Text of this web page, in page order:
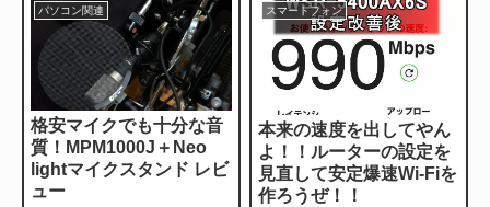
パソコン関連
格安マイクでも十分な音
質！MPM1000J＋Neo
lightマイクスタンド レビ
ュー
スマートフォン
本来の速度を出してやん
よ！！ルーターの設定を
見直して安定爆速Wi-Fiを
作ろうぜ！！